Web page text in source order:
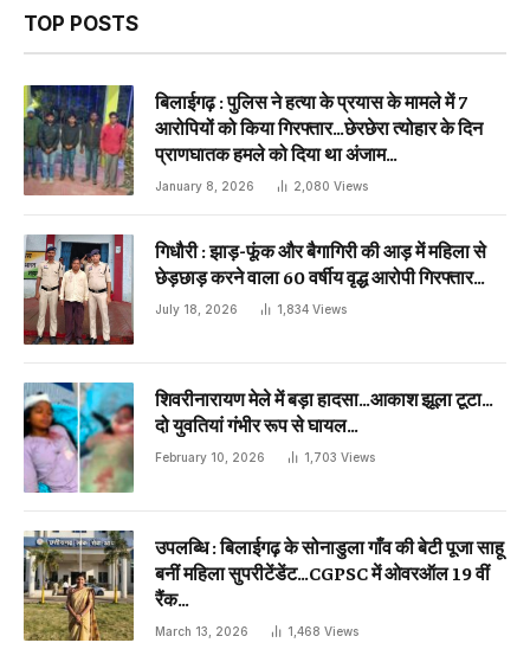
TOP POSTS
बिलाईगढ़ : पुलिस ने हत्या के प्रयास के मामले में 7
आरोपियों को किया गिरफ्तार…छेरछेरा त्योहार के दिन
प्राणघातक हमले को दिया था अंजाम…
January 8, 2026 2,080 Views
गिधौरी : झाड़-फूंक और बैगागिरी की आड़ में महिला से
छेड़छाड़ करने वाला 60 वर्षीय वृद्ध आरोपी गिरफ्तार…
July 18, 2026 1,834 Views
शिवरीनारायण मेले में बड़ा हादसा…आकाश झूला टूटा…
दो युवतियां गंभीर रूप से घायल…
February 10, 2026 1,703 Views
उपलब्धि : बिलाईगढ़ के सोनाडुला गाँव की बेटी पूजा साहू
बनीं महिला सुपरीटेंडेंट…CGPSC में ओवरऑल 19 वीं
रैंक…
March 13, 2026 1,468 Views